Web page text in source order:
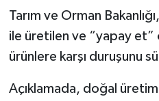
Tarım ve Orman
ile üretilen ve “yapay et”
ürünlere karşı duruşunu
Açıklamada, doğal